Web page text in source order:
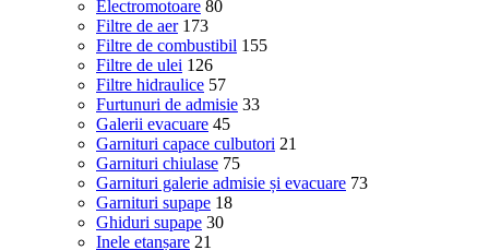
Electromotoare 80
Filtre de aer 173
Filtre de combustibil 155
Filtre de ulei 126
Filtre hidraulice 57
Furtunuri de admisie 33
Galerii evacuare 45
Garnituri capace culbutori 21
Garnituri chiulase 75
Garnituri galerie admisie și evacuare 73
Garnituri supape 18
Ghiduri supape 30
Inele etanșare 21